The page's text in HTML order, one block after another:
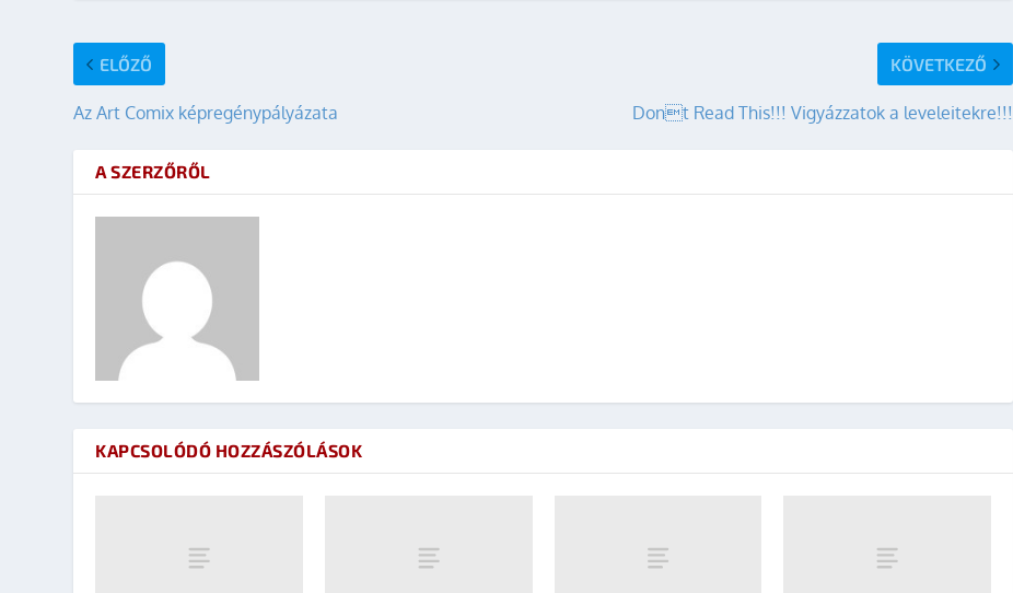
ELŐZŐ
Az Art Comix képregénypályázata
KÖVETKEZŐ
Dont Read This!!! Vigyázzatok a leveleitekre!!!
A SZERZŐRŐL
KAPCSOLÓDÓ HOZZÁSZÓLÁSOK